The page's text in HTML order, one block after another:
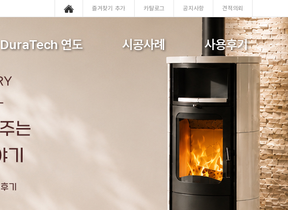
DuraTech 연도 시공사례 사용후기
즐겨찾기 추가 카탈로그 공지사항 견적의뢰